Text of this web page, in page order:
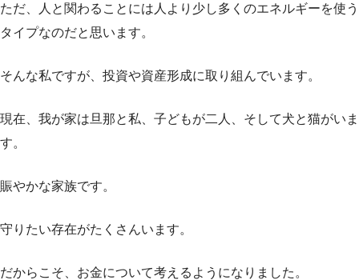
ただ、人と関わることには人より少し多くのエネルギーを使う
タイプなのだと思います。
そんな私ですが、投資や資産形成に取り組んでいます。
現在、我が家は旦那と私、子どもが二人、そして犬と猫がいま
す。
賑やかな家族です。
守りたい存在がたくさんいます。
だからこそ、お金について考えるようになりました。